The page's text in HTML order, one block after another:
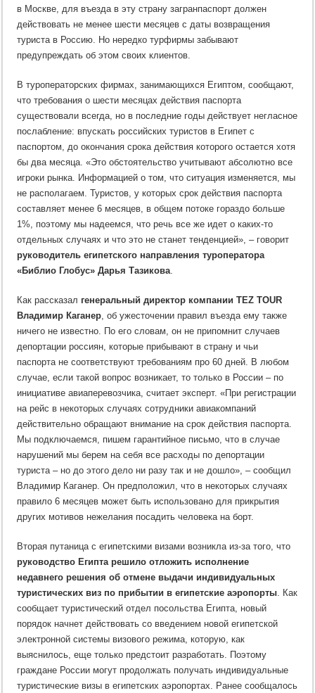
в Москве, для въезда в эту страну загранпаспорт должен
действовать не менее шести месяцев с даты возвращения
туриста в Россию. Но нередко турфирмы забывают
предупреждать об этом своих клиентов.
В туроператорских фирмах, занимающихся Египтом, сообщают,
что требования о шести месяцах действия паспорта
существовали всегда, но в последние годы действует негласное
послабление: впускать российских туристов в Египет с
паспортом, до окончания срока действия которого остается хотя
бы два месяца. «Это обстоятельство учитывают абсолютно все
игроки рынка. Информацией о том, что ситуация изменяется, мы
не располагаем. Туристов, у которых срок действия паспорта
составляет менее 6 месяцев, в общем потоке гораздо больше
1%, поэтому мы надеемся, что речь все же идет о каких-то
отдельных случаях и что это не станет тенденцией», – говорит
руководитель египетского направления туроператора
«Библио Глобус» Дарья Тазикова
Как рассказал генеральный директор компании TEZ TOUR
Владимир Каганер , об ужесточении правил въезда ему также
ничего не известно. По его словам, он не припомнит случаев
депортации россиян, которые прибывают в страну и чьи
паспорта не соответствуют требованиям про 60 дней. В любом
случае, если такой вопрос возникает, то только в России – по
инициативе авиаперевозчика, считает эксперт. «При регистрации
на рейс в некоторых случаях сотрудники авиакомпаний
действительно обращают внимание на срок действия паспорта.
Мы подключаемся, пишем гарантийное письмо, что в случае
нарушений мы берем на себя все расходы по депортации
туриста – но до этого дело ни разу так и не дошло», – сообщил
Владимир Каганер. Он предположил, что в некоторых случаях
правило 6 месяцев может быть использовано для прикрытия
других мотивов нежелания посадить человека на борт.
Вторая путаница с египетскими визами возникла из-за того, что
руководство Египта решило отложить исполнение
недавнего решения об отмене выдачи индивидуальных
туристических виз по прибытии в египетские аэропорты . Как
сообщает туристический отдел посольства Египта, новый
порядок начнет действовать со введением новой египетской
электронной системы визового режима, которую, как
выяснилось, еще только предстоит разработать. Поэтому
граждане России могут продолжать получать индивидуальные
туристические визы в египетских аэропортах. Ранее сообщалось